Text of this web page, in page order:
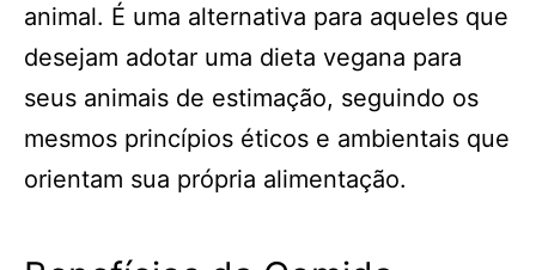
animal. É uma alternativa para aqueles que
desejam adotar uma dieta vegana para
seus animais de estimação, seguindo os
mesmos princípios éticos e ambientais que
orientam sua própria alimentação.